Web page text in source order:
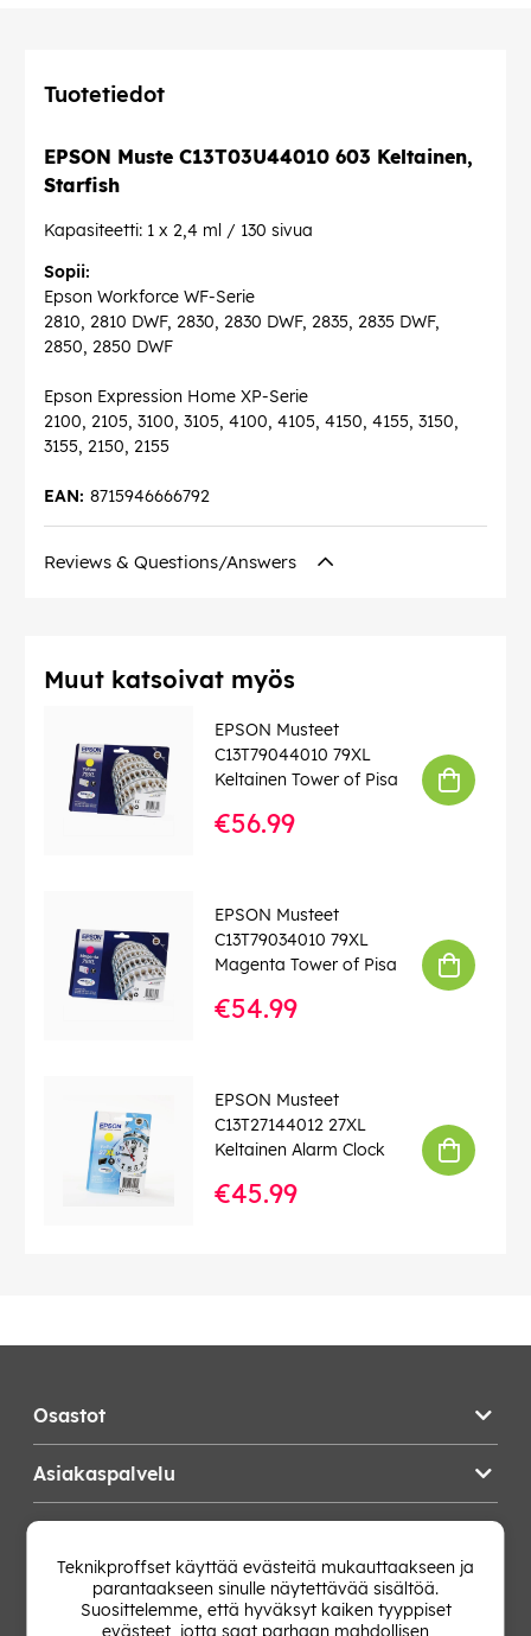
Tuotetiedot
EPSON Muste C13T03U44010 603 Keltainen,
Starfish
Kapasiteetti: 1 x 2,4 ml / 130 sivua
Sopii:
Epson Workforce WF-Serie
2810, 2810 DWF, 2830, 2830 DWF, 2835, 2835 DWF,
2850, 2850 DWF
Epson Expression Home XP-Serie
2100, 2105, 3100, 3105, 4100, 4105, 4150, 4155, 3150,
3155, 2150, 2155
8715946666792
EAN:
Reviews & Questions/Answers
Muut katsoivat myös
EPSON Musteet
C13T79044010 79XL
Keltainen Tower of Pisa
€56.99
EPSON Musteet
C13T79034010 79XL
Magenta Tower of Pisa
€54.99
EPSON Musteet
C13T27144012 27XL
Keltainen Alarm Clock
€45.99
Osastot
Asiakaspalvelu
Vaihda Maa
Teknikproffset käyttää evästeitä mukauttaakseen ja
parantaakseen sinulle näytettävää sisältöä.
Suosittelemme, että hyväksyt kaiken tyyppiset
evästeet, jotta saat parhaan mahdollisen